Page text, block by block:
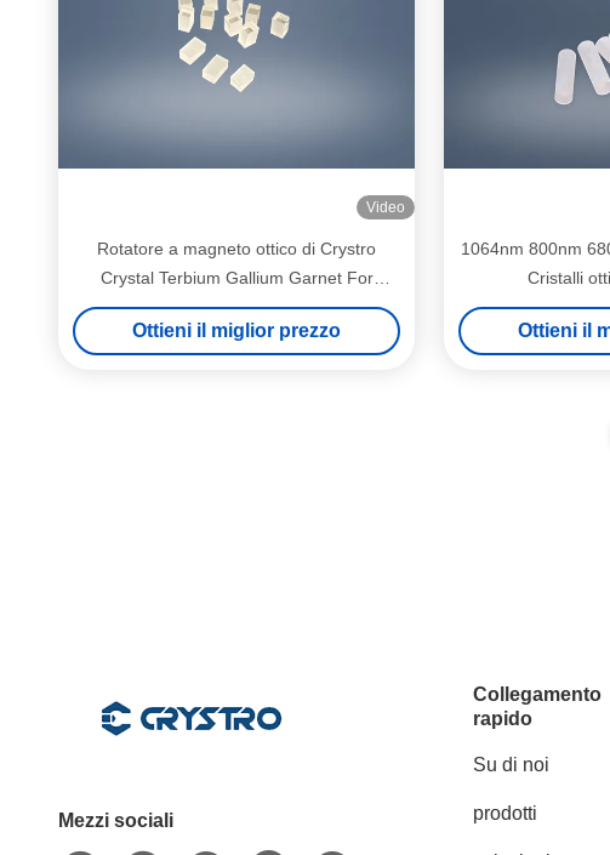
Video
Rotatore a magneto ottico di Crystro
Crystal Terbium Gallium Garnet For
Farday
Ottieni il miglior prezzo
1064nm 800nm
Cristalli
Ottieni il
Mezzi sociali
Collegamento
rapido
Su di noi
prodotti